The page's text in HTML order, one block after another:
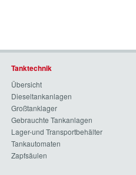
Tanktechnik
Übersicht
Dieseltankanlagen
Großtanklager
Gebrauchte Tankanlagen
Lager-und Transportbehälter
Tankautomaten
Zapfsäulen